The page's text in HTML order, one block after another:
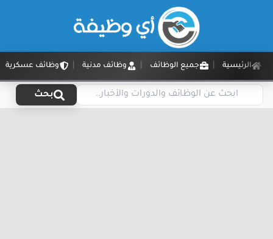
الرئيسية جميع الوظائف وظائف مدنية وظائف عسكرية
بحث